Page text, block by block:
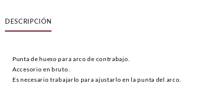
Contrabajo
cantidad
DESCRIPCIÓN
Punta de hueso para arco de contrabajo.
Accesorio en bruto.
Es necesario trabajarlo para ajustarlo en la punta del arco.